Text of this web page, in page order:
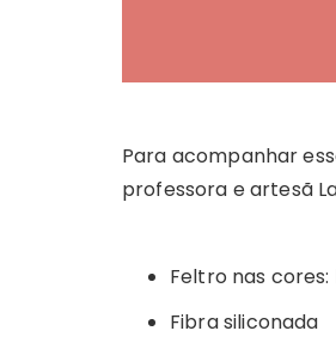
Para acompanhar
professora e artesã
Feltro nas
Fibra siliconada